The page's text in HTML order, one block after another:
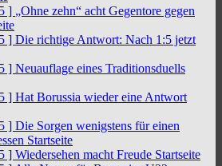
] „Ohne zehn“ acht Gegentore gegen
] Die richtige Antwort: Nach 1:5 jetzt
] Neuauflage eines Traditionsduells
] Hat Borussia wieder eine Antwort
] Die Sorgen wenigstens für einen
Startseite
] Wiedersehen macht Freude Startseite